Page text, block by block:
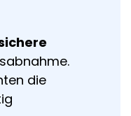
die